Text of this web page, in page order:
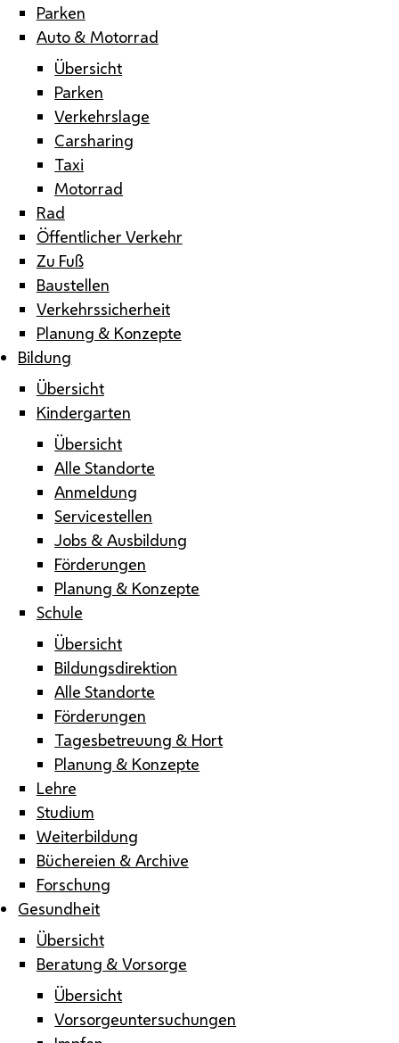
Parken
Auto & Motorrad
Übersicht
Parken
Verkehrslage
Carsharing
Taxi
Motorrad
Rad
Öffentlicher Verkehr
Zu Fuß
Baustellen
Verkehrssicherheit
Planung & Konzepte
Bildung
Übersicht
Kindergarten
Übersicht
Alle Standorte
Anmeldung
Servicestellen
Jobs & Ausbildung
Förderungen
Planung & Konzepte
Schule
Übersicht
Bildungsdirektion
Alle Standorte
Förderungen
Tagesbetreuung & Hort
Planung & Konzepte
Lehre
Studium
Weiterbildung
Büchereien & Archive
Forschung
Gesundheit
Übersicht
Beratung & Vorsorge
Übersicht
Vorsorgeuntersuchungen